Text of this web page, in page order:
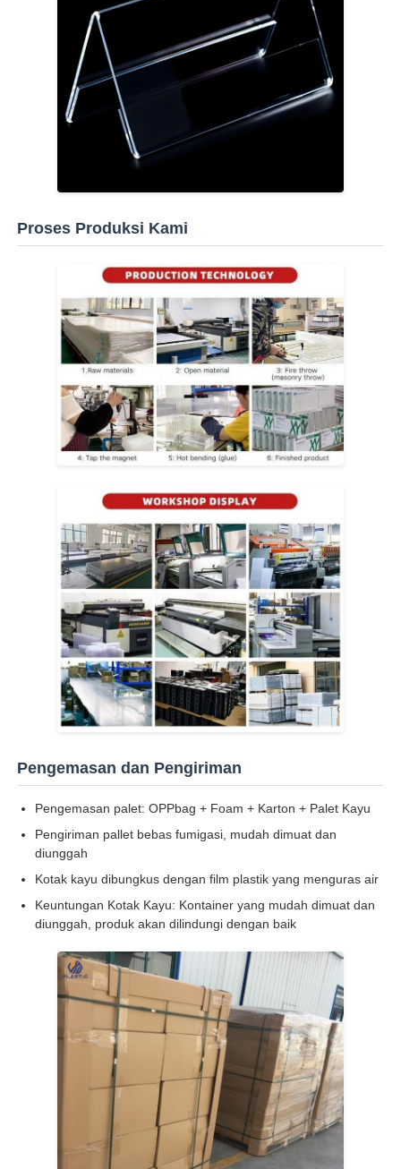
Proses Produksi Kami
Pengemasan dan Pengiriman
Pengemasan palet: OPPbag + Foam + Karton + Palet Kayu
Pengiriman pallet bebas fumigasi, mudah dimuat dan
diunggah
Kotak kayu dibungkus dengan film plastik yang menguras air
Keuntungan Kotak Kayu: Kontainer yang mudah dimuat dan
diunggah, produk akan dilindungi dengan baik